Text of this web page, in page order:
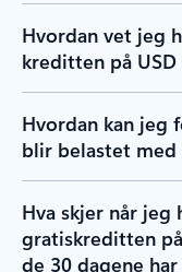
Hvordan vet jeg
kreditten på USD
Hvordan kan jeg
blir belastet med
Hva skjer når jeg
gratiskreditten
de 30 dagene